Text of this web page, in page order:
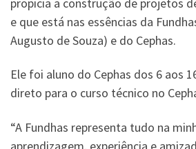
e que está nas essências da
Augusto de Souza) e do Cephas.
Ele foi aluno do Cephas dos 6 aos
direto para o curso técnico no
“A Fundhas representa tudo na
aprendizagem, experiência e